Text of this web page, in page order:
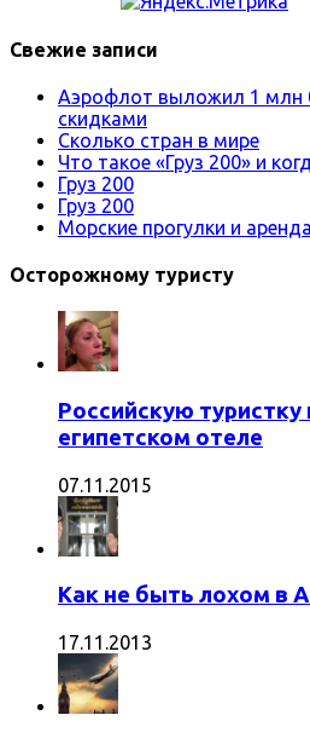
Свежие записи
Аэрофлот выложил 1 млн
скидками
Сколько стран в мире
Что такое «Груз 200» и
Груз 200
Груз 200
Морские прогулки и
Осторожному туристу
Российскую туристку
египетском отеле
07.11.2015
Как не быть лохом в
17.11.2013